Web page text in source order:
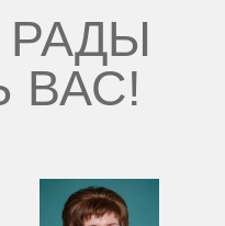
РАДЫ
ВАС!